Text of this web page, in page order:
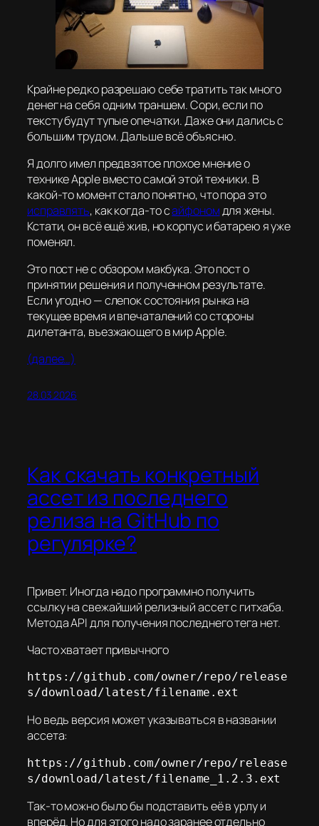
Крайне редко разрешаю себе тратить так много
денег на себя одним траншем. Сори, если по
тексту будут тупые опечатки. Даже они дались с
большим трудом. Дальше всё объясню.
Я долго имел предвзятое плохое мнение о
технике Apple вместо самой этой техники. В
какой-то момент стало понятно, что пора это
исправлять, как когда-то сайфономдля жены.
Кстати, он всё ещё жив, но корпус и батарею я уже
поменял.
Это пост не с обзором макбука. Это пост о
принятии решения и полученном результате.
Если угодно — слепок состояния рынка на
текущее время и впечаталений со стороны
дилетанта, въезжающего в мир Apple.
(далее…)
28.03.2026
Как скачать конкретный
ассет из последнего
релиза на GitHub по
регулярке?
Привет. Иногда надо программно получить
ссылку на свежайший релизный ассет с гитхаба.
Метода API для получения последнего тега нет.
Часто хватает привычного
https://github.com/owner/repo/release
s/download/latest/filename.ext
Но ведь версия может указываться в названии
ассета:
https://github.com/owner/repo/release
s/download/latest/filename_1.2.3.ext
Так-то можно было бы подставить её в урлу и
вперёд. Но для этого надо заранее отдельно